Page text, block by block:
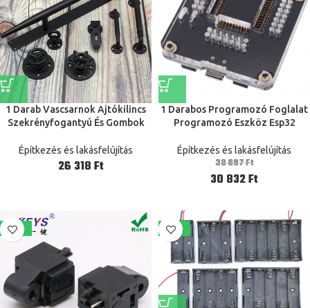
1 Darab Vascsarnok Ajtókilincs
Szekrényfogantyú És Gombok
Kapukilincs Amerikai Vidék
Építkezés és lakásfelújítás
Ft
1 Darabos Programozó Foglalat
Programozó Eszköz Esp32
Wroom-32 Modulhoz
Építkezés és lakásfelújítás
38 697Ft
30 832Ft
-62% -41%